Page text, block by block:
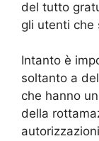
del tutto
gli utenti che
Intanto è
soltanto a
che hanno
della